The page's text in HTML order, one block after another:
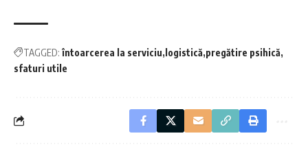
TAGGED: întoarcerea la serviciu logistică pregătire psihică
sfaturi utile